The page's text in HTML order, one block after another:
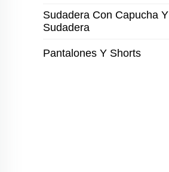
Sudadera Con Capucha Y
Sudadera
Pantalones Y Shorts